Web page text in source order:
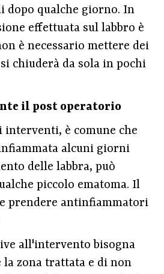
dopo qualche giorno. In
effettuata sul labbro è
è necessario mettere dei
chiuderà da sola in pochi
il post operatorio
interventi, è comune che
alcuni giorni
delle labbra, può
piccolo ematoma. Il
prendere antinfiammatori
all'intervento bisogna
la zona trattata e di non